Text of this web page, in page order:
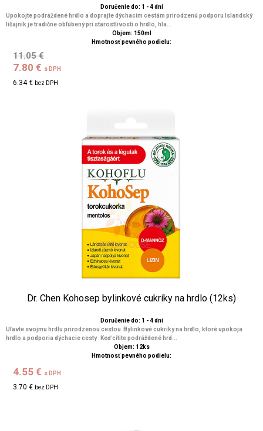
Doručenie do: 1 - 4 dní
Upokojte podráždené hrdlo a doprajte dýchacím cestám prirodzenú podporu Islandský
lišajník je tradične obľúbený pri starostlivosti o hrdlo, hla...
Objem: 150ml
Hmotnosť pevného podielu:
11.05 €
7.80 € s DPH
6.34 € bez DPH
Dr. Chen Kohosep bylinkové cukríky na hrdlo (12ks)
Doručenie do: 1 - 4 dní
Uľavte svojmu hrdlu prirodzenou cestou Bylinkové cukríky na hrdlo, ktoré upokoja
hrdlo a podporia dýchacie cesty Keď cítite podráždené hrd...
Objem: 12ks
Hmotnosť pevného podielu:
4.55 € s DPH
3.70 € bez DPH